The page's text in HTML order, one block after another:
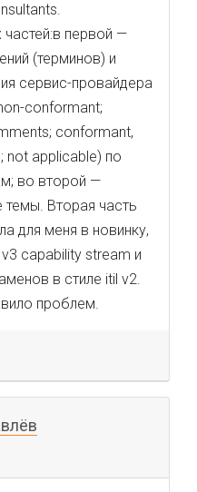
частей:в первой —
(терминов) и
сервис-провайдера
conformant;
conformant,
not applicable) по
во второй —
темы. Вторая часть
для меня в новинку,
capability stream и
в стиле itil v2.
проблем.